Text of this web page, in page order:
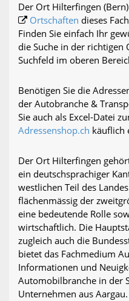
Der Ort Hilterfingen
Ortschaften dieses
Finden Sie einfach Ihr
die Suche in der richtigen
Suchfeld im oberen
Benötigen Sie die
der Autobranche &
Sie auch als Excel-Datei
Adressenshop.ch käuflich
Der Ort Hilterfingen
ein deutschsprachiger
westlichen Teil des
flächenmässig der
eine bedeutende Rolle
wirtschaftlich. Die
zugleich auch die
bietet das Fachmedium
Informationen und
Automobilbranche in der
Unternehmen aus Aargau.